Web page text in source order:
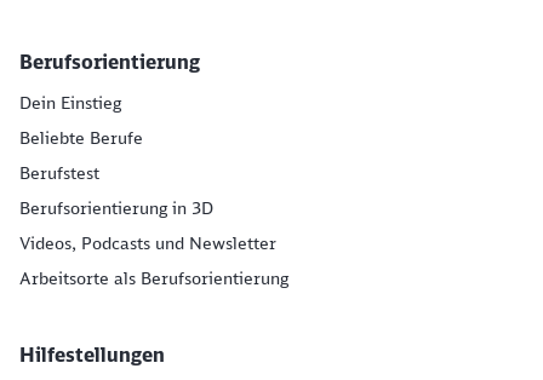
Berufsorientierung
Dein Einstieg
Beliebte Berufe
Berufstest
Berufsorientierung in 3D
Videos, Podcasts und Newsletter
Arbeitsorte als Berufsorientierung
Hilfestellungen